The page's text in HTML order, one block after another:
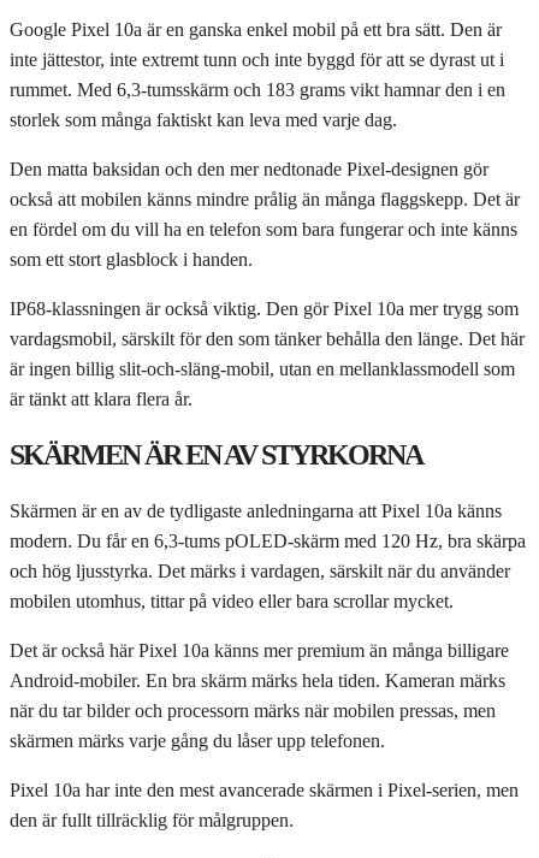
Google Pixel 10a är en ganska enkel mobil på ett bra sätt. Den är
inte jättestor, inte extremt tunn och inte byggd för att se dyrast ut i
rummet. Med 6,3-tumsskärm och 183 grams vikt hamnar den i en
storlek som många faktiskt kan leva med varje dag.
Den matta baksidan och den mer nedtonade Pixel-designen gör
också att mobilen känns mindre prålig än många flaggskepp. Det är
en fördel om du vill ha en telefon som bara fungerar och inte känns
som ett stort glasblock i handen.
IP68-klassningen är också viktig. Den gör Pixel 10a mer trygg som
vardagsmobil, särskilt för den som tänker behålla den länge. Det här
är ingen billig slit-och-släng-mobil, utan en mellanklassmodell som
är tänkt att klara flera år.
SKÄRMEN ÄR EN AV STYRKORNA
Skärmen är en av de tydligaste anledningarna att Pixel 10a känns
modern. Du får en 6,3-tums pOLED-skärm med 120 Hz, bra skärpa
och hög ljusstyrka. Det märks i vardagen, särskilt när du använder
mobilen utomhus, tittar på video eller bara scrollar mycket.
Det är också här Pixel 10a känns mer premium än många billigare
Android-mobiler. En bra skärm märks hela tiden. Kameran märks
när du tar bilder och processorn märks när mobilen pressas, men
skärmen märks varje gång du låser upp telefonen.
Pixel 10a har inte den mest avancerade skärmen i Pixel-serien, men
den är fullt tillräcklig för målgruppen.